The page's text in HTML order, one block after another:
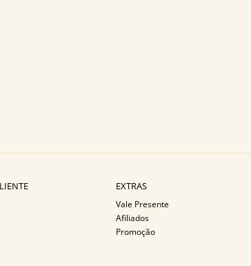
EXTRAS
Vale Presente
Afiliados
Promoção